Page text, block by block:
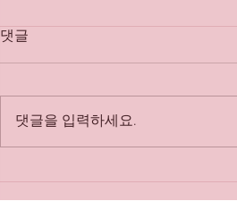
강남매직미러 알아보는 시간
강남매직미러 초이스 라는 표현은
주로 강남 유흥업계(룸싸롱/풀싸
울( 매직미러 업소알바 ) 너머로 여
러 여성을 보고, 그 중 원하는 사람
댓글
댓글을 입력하세요.